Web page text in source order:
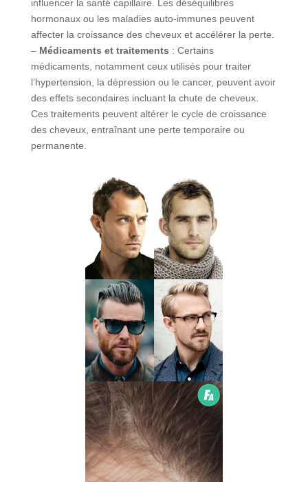
influencer la santé capillaire. Les déséquilibres
hormonaux ou les maladies auto-immunes peuvent
affecter la croissance des cheveux et accélérer la perte.
– Médicaments et traitements : Certains
médicaments, notamment ceux utilisés pour traiter
l’hypertension, la dépression ou le cancer, peuvent avoir
des effets secondaires incluant la chute de cheveux.
Ces traitements peuvent altérer le cycle de croissance
des cheveux, entraînant une perte temporaire ou
permanente.